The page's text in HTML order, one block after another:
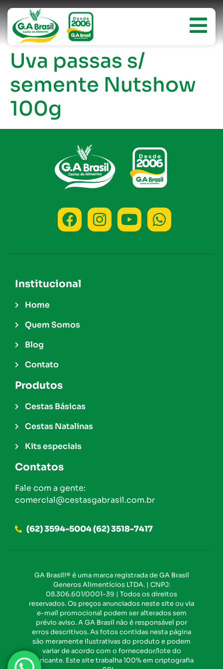
Uva passas s/
semente Nutshow
100g
Institucional
Home
Quem Somos
Blog
Contato
Produtos
Cestas Básicas
Cestas Natalinas
Kits especiais
Contatos
Fale com a gente:
comercial@cestasgabrasil.com.br
(62) 3594-5004 (62) 3518-7417
GA Brasil!® é uma marca registrada de GA Brasil
Generos Alimentícios LTDA. | CNPJ:
08.306.601/0001-39 | Todos os direitos
reservados. Os preços anunciados neste site ou via
e-mail promocional podem ser alterados sem
prévio aviso. A GA Brasil não é responsável por
erros descritivos. As fotos contidas nesta página
são meramente ilustrativas do produto e podem
variar de acordo com o fornecedor/lote do
fabricante. Este site trabalha 100% em criptografia